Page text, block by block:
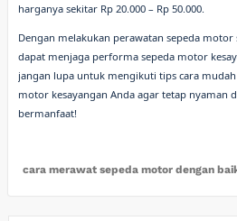
harganya sekitar Rp 20.000 – Rp 50.000.
Dengan melakukan perawatan sepeda
dapat menjaga performa sepeda motor
jangan lupa untuk mengikuti tips cara
motor kesayangan Anda agar tetap nyaman
bermanfaat!
cara merawat sepeda motor dengan